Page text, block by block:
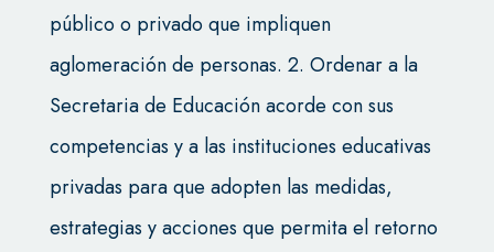
público o privado que impliquen
aglomeración de personas. 2. Ordenar a la
Secretaria de Educación acorde con sus
competencias y a las instituciones educativas
privadas para que adopten las medidas,
estrategias y acciones que permita el retorno